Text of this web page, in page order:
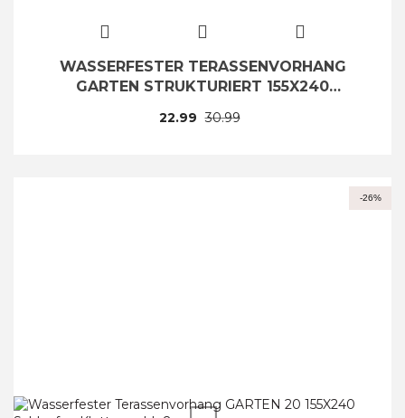
WASSERFESTER TERASSENVORHANG
GARTEN STRUKTURIERT 155X240
30.99
22.99
-26%